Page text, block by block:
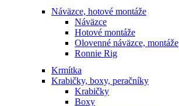
Náväzce, hotové montáže
Náväzce
Hotové montáže
Olovenné náväzce, montáže
Ronnie Rig
Krmítka
Krabičky, boxy, peračníky
Krabičky
Boxy